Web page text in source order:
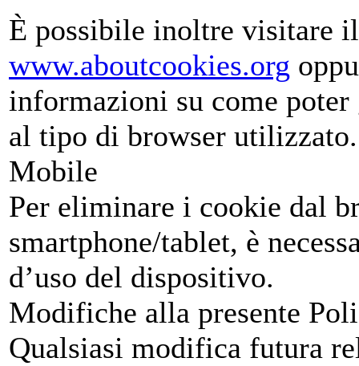
È possibile inoltre visitare
www.aboutcookies.org
informazioni su come
al tipo di browser utilizzato.
Mobile
Per eliminare i cookie dal
smartphone/tablet, è
d’uso del dispositivo.
Modifiche alla presente
Qualsiasi modifica futura